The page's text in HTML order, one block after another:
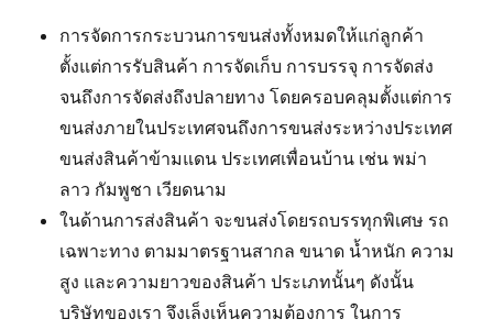
การจัดการกระบวนการขนส่งทั้งหมดให้แก่ลูกค้า
ตั้งแต่การรับสินค้า การจัดเก็บ การบรรจุ การจัดส่ง
จนถึงการจัดส่งถึงปลายทาง โดยครอบคลุมตั้งแต่การ
ขนส่งภายในประเทศจนถึงการขนส่งระหว่างประเทศ
ขนส่งสินค้าข้ามแดน ประเทศเพื่อนบ้าน เช่น พม่า
ลาว กัมพูชา เวียดนาม
ในด้านการส่งสินค้า จะขนส่งโดยรถบรรทุกพิเศษ รถ
เฉพาะทาง ตามมาตรฐานสากล ขนาด น้ำหนัก ความ
สูง และความยาวของสินค้า ประเภทนั้นๆ ดังนั้น
บริษัทของเรา จึงเล็งเห็นความต้องการ ในการ